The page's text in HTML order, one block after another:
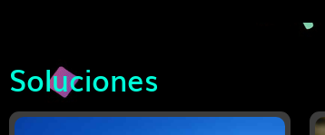
Soluciones